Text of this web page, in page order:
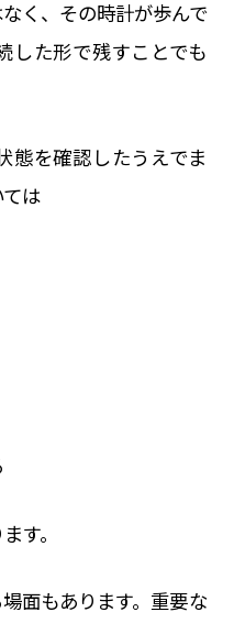
く、その時計が歩んで
した形で残すことでも
態を確認したうえでま
は
す。
面もあります。重要な